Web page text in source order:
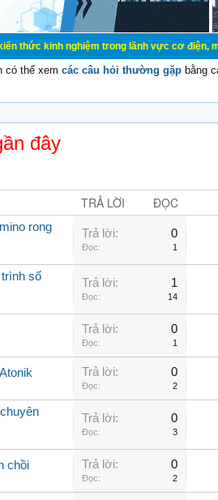
nghiệm trong lãnh vực cơ điện, mua
có thể xem các câu hỏi thường gặp bằng
đây
TRẢ LỜI ĐỌC
rong
Trả lời: 0
Đọc: 1
số
Trả lời: 1
Đọc: 14
Trả lời: 0
Đọc: 1
Trả lời: 0
Đọc: 2
Trả lời: 0
Đọc: 3
chồi Trả lời: 0
Đọc: 2